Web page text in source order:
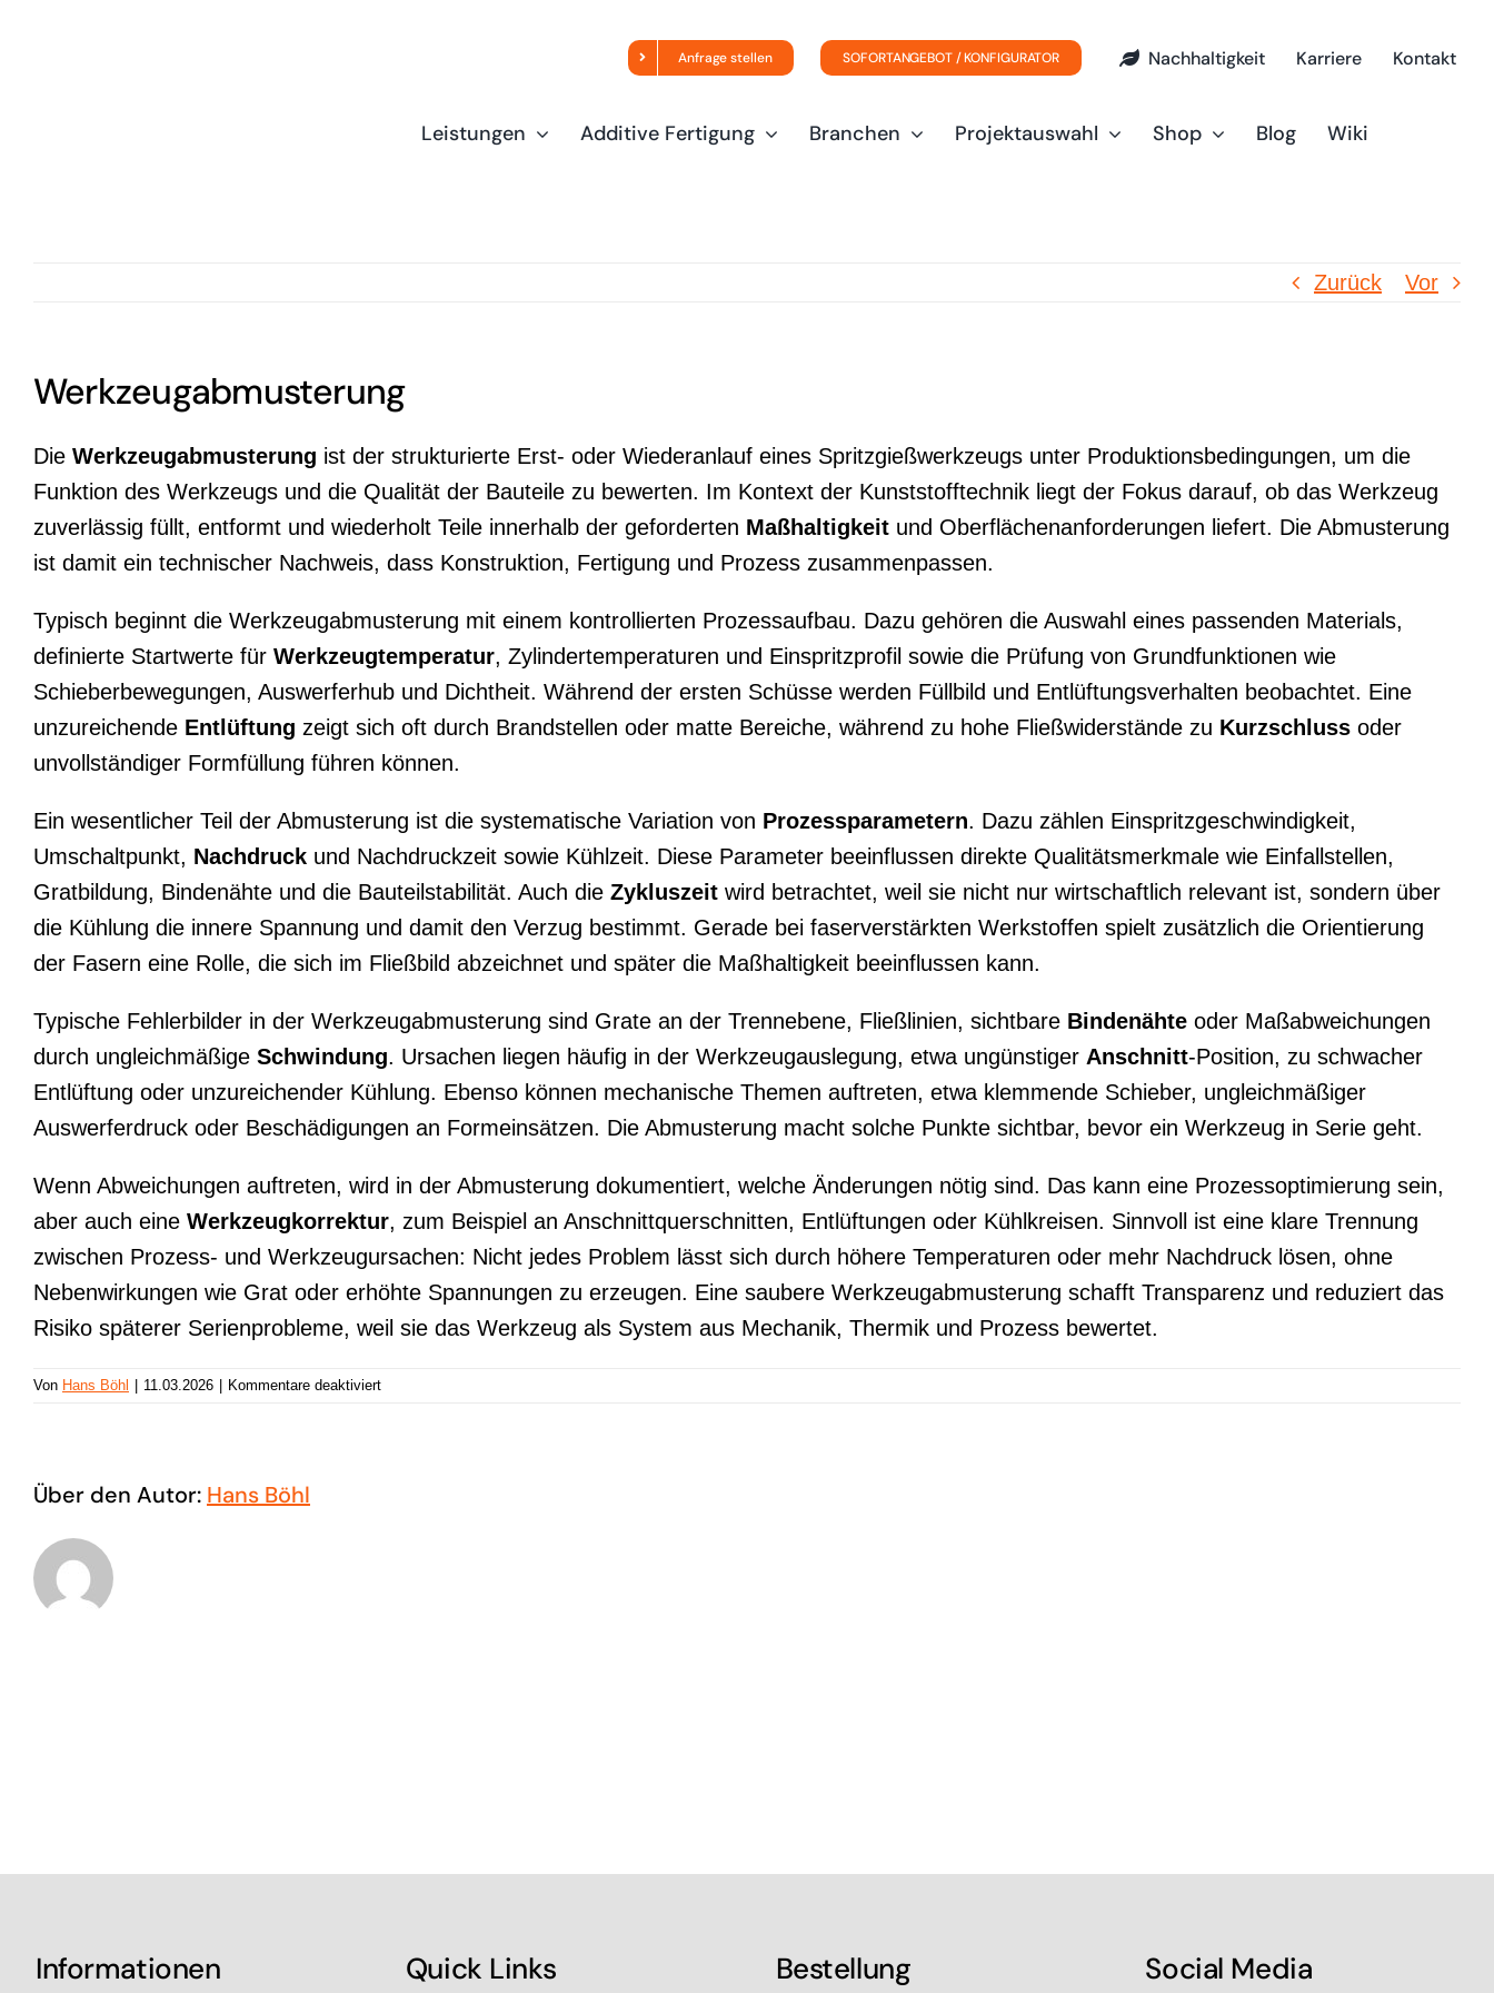
Anfrage stellen SOFORTANGEBOT / KONFIGURATOR Nachhaltigkeit Karriere Kontakt
Leistungen Additive Fertigung Branchen Projektauswahl Shop Blog Wiki
Zurück Vor
Werkzeugabmusterung
Die Werkzeugabmusterung ist der strukturierte Erst- oder Wiederanlauf eines Spritzgießwerkzeugs unter Produktionsbedingungen, um die
Funktion des Werkzeugs und die Qualität der Bauteile zu bewerten. Im Kontext der Kunststofftechnik liegt der Fokus darauf, ob das Werkzeug
zuverlässig füllt, entformt und wiederholt Teile innerhalb der geforderten Maßhaltigkeit und Oberflächenanforderungen liefert. Die Abmusterung
ist damit ein technischer Nachweis, dass Konstruktion, Fertigung und Prozess zusammenpassen.
Typisch beginnt die Werkzeugabmusterung mit einem kontrollierten Prozessaufbau. Dazu gehören die Auswahl eines passenden Materials,
definierte Startwerte für Werkzeugtemperatur, Zylindertemperaturen und Einspritzprofil sowie die Prüfung von Grundfunktionen wie
Schieberbewegungen, Auswerferhub und Dichtheit. Während der ersten Schüsse werden Füllbild und Entlüftungsverhalten beobachtet. Eine
unzureichende Entlüftung zeigt sich oft durch Brandstellen oder matte Bereiche, während zu hohe Fließwiderstände zu Kurzschluss oder
unvollständiger Formfüllung führen können.
Ein wesentlicher Teil der Abmusterung ist die systematische Variation von Prozessparametern. Dazu zählen Einspritzgeschwindigkeit,
Umschaltpunkt, Nachdruck und Nachdruckzeit sowie Kühlzeit. Diese Parameter beeinflussen direkte Qualitätsmerkmale wie Einfallstellen,
Gratbildung, Bindenähte und die Bauteilstabilität. Auch die Zykluszeit wird betrachtet, weil sie nicht nur wirtschaftlich relevant ist, sondern über
die Kühlung die innere Spannung und damit den Verzug bestimmt. Gerade bei faserverstärkten Werkstoffen spielt zusätzlich die Orientierung
der Fasern eine Rolle, die sich im Fließbild abzeichnet und später die Maßhaltigkeit beeinflussen kann.
Typische Fehlerbilder in der Werkzeugabmusterung sind Grate an der Trennebene, Fließlinien, sichtbare Bindenähte oder Maßabweichungen
durch ungleichmäßige Schwindung. Ursachen liegen häufig in der Werkzeugauslegung, etwa ungünstiger Anschnitt-Position, zu schwacher
Entlüftung oder unzureichender Kühlung. Ebenso können mechanische Themen auftreten, etwa klemmende Schieber, ungleichmäßiger
Auswerferdruck oder Beschädigungen an Formeinsätzen. Die Abmusterung macht solche Punkte sichtbar, bevor ein Werkzeug in Serie geht.
Wenn Abweichungen auftreten, wird in der Abmusterung dokumentiert, welche Änderungen nötig sind. Das kann eine Prozessoptimierung sein,
aber auch eine Werkzeugkorrektur, zum Beispiel an Anschnittquerschnitten, Entlüftungen oder Kühlkreisen. Sinnvoll ist eine klare Trennung
zwischen Prozess- und Werkzeugursachen: Nicht jedes Problem lässt sich durch höhere Temperaturen oder mehr Nachdruck lösen, ohne
Nebenwirkungen wie Grat oder erhöhte Spannungen zu erzeugen. Eine saubere Werkzeugabmusterung schafft Transparenz und reduziert das
Risiko späterer Serienprobleme, weil sie das Werkzeug als System aus Mechanik, Thermik und Prozess bewertet.
Von Hans Böhl 11.03.2026 Kommentare deaktiviertfür
Über den Autor: Hans Böhl
Informationen Quick Links Bestellung Social Media